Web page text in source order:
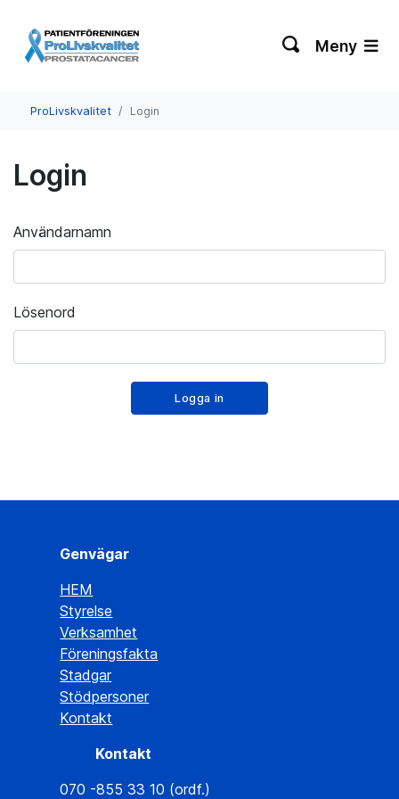
Meny
ProLivskvalitet Login
Login
Användarnamn
Lösenord
Logga in
Genvägar
HEM
Styrelse
Verksamhet
Föreningsfakta
Stadgar
Stödpersoner
Kontakt
Kontakt
070 -855 33 10 (ordf.)